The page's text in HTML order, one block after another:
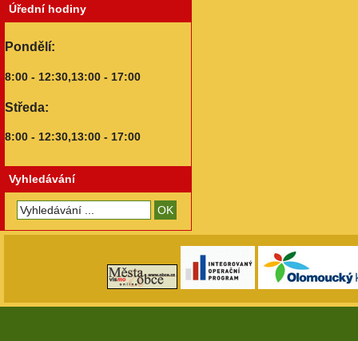
Úřední hodiny
Pondělí:
8:00 - 12:30,13:00 - 17:00
Středa:
8:00 - 12:30,13:00 - 17:00
Vyhledávání